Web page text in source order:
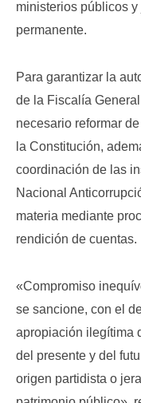
ministerios públicos
permanente.
Para garantizar la
de la Fiscalía
necesario reformar
la Constitución,
coordinación de las
Nacional
materia mediante
rendición de cuentas.
«Compromiso
se sancione, con el
apropiación ilegítima
del presente y del
origen partidista o